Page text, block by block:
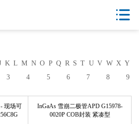
K L M N O P Q R S T U V W X Y
3 4 5 6 7 8 9
现场可
InGaAs 雪崩二极管APD G15978-
0020P COB封装 紧凑型